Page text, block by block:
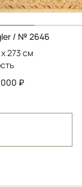
/ № 2646
273 см
₽